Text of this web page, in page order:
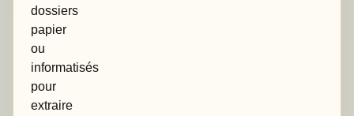
dossiers
papier
ou
informatisés
pour
extraire